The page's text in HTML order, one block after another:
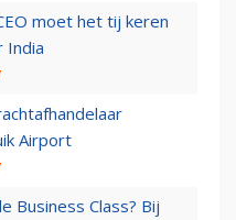
moet het tij keren
India
Airport
Business Class? Bij